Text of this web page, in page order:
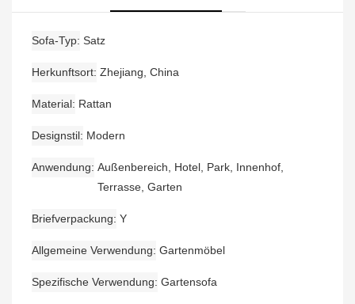
Sofa-Typ Satz
Herkunftsort Zhejiang, China
Material Rattan
Designstil Modern
Anwendung Außenbereich, Hotel, Park, Innenhof,
Terrasse, Garten
Briefverpackung Y
Allgemeine Verwendung Gartenmöbel
Spezifische Verwendung Gartensofa